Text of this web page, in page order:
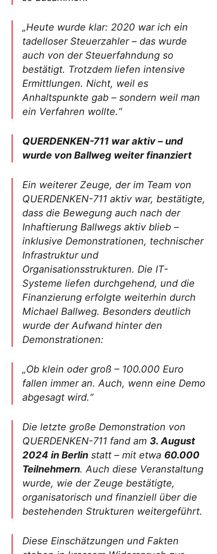
„Heute wurde klar: 2020 war ich ein
tadelloser Steuerzahler – das wurde
auch von der Steuerfahndung so
bestätigt. Trotzdem liefen intensive
Ermittlungen. Nicht, weil es
Anhaltspunkte gab – sondern weil man
ein Verfahren wollte.“
QUERDENKEN-711 war aktiv – und
wurde von Ballweg weiter finanziert
Ein weiterer Zeuge, der im Team von
QUERDENKEN-711 aktiv war, bestätigte,
dass die Bewegung auch nach der
Inhaftierung Ballwegs aktiv blieb –
inklusive Demonstrationen, technischer
Infrastruktur und
Organisationsstrukturen. Die IT-
Systeme liefen durchgehend, und die
Finanzierung erfolgte weiterhin durch
Michael Ballweg. Besonders deutlich
wurde der Aufwand hinter den
Demonstrationen:
„Ob klein oder groß – 100.000 Euro
fallen immer an. Auch, wenn eine Demo
abgesagt wird.“
Die letzte große Demonstration von
QUERDENKEN-711 fand am 3. August
2024 in Berlin statt – mit etwa 60.000
Teilnehmern. Auch diese Veranstaltung
wurde, wie der Zeuge bestätigte,
organisatorisch und finanziell über die
bestehenden Strukturen weitergeführt.
Diese Einschätzungen und Fakten